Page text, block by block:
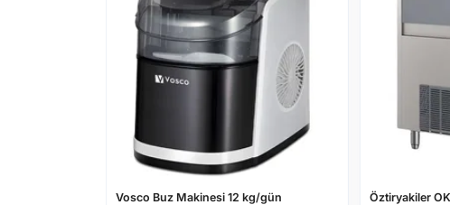
Vosco Buz Makinesi 12 kg/gün
Öztiryakiler OKB68A